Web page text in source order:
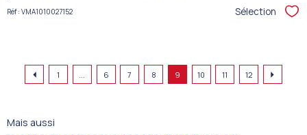
Réf : VMA1010027152 Sélection
1 6 7 8 9 10 11 12
Mais aussi